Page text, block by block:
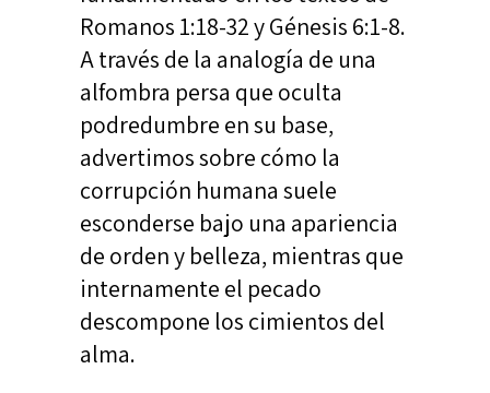
Romanos 1:18-32 y Génesis 6:1-8.
A través de la analogía de una
alfombra persa que oculta
podredumbre en su base,
advertimos sobre cómo la
corrupción humana suele
esconderse bajo una apariencia
de orden y belleza, mientras que
internamente el pecado
descompone los cimientos del
alma.